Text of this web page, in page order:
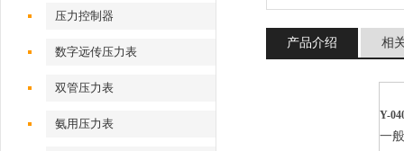
压力控制器
数字远传压力表
双管压力表
氨用压力表
产品介绍 相
Y-
一